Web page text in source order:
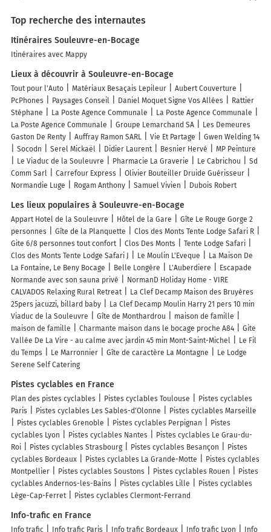
Top recherche des internautes
Itinéraires Souleuvre-en-Bocage
Itinéraires avec Mappy
Lieux à découvrir à Souleuvre-en-Bocage
Tout pour l'Auto Matériaux Besaçais Lepileur
Aubert Couverture
PcPhones
Paysages Conseil Daniel Moquet Signe Vos Allées
Rattier
Stéphane
La Poste Agence Communale
La Poste Agence Communale
La Poste Agence Communale
Groupe Lemarchand SA
Les Demeures
Gaston De Renty
Auffray Ramon SARL Vie Et Partage
Gwen Welding 14
Socodn
Serel Mickaël Didier Laurent Besnier Hervé
MP Peinture
Le Viaduc de la Souleuvre
Pharmacie La Graverie Le Cabrichou
Sd
Comm Sarl
Carrefour Express
Olivier Bouteiller Druide Guérisseur
Normandie Luge
Rogam Anthony Samuel Vivien Dubois Robert
Les lieux populaires à Souleuvre-en-Bocage
Appart Hotel de la Souleuvre Hôtel de la Gare
Gîte Le Rouge Gorge 2
personnes
Gîte de la Planquette
Clos des Monts Tente Lodge Safari R
Gite 6/8 personnes tout confort
Clos Des Monts
Tente Lodge Safari
Clos des Monts Tente Lodge Safari J
Le Moulin L'Eveque
La Maison De
La Fontaine, Le Beny Bocage
Belle Longère L'Auberdiere
Escapade
Normande avec son sauna privé
NormanD Holiday Home - VIRE
CALVADOS Relaxing Rural Retreat
La Clef Decamp Maison des Bruyères
25pers jacuzzi, billard baby
La Clef Decamp Moulin Harry 21 pers 10 min
Viaduc de la Souleuvre
Gîte de Monthardrou
maison de famille
maison de famille
Charmante maison dans le bocage proche A84
Gite
Vallée De La Vire - au calme avec jardin 45 min Mont-Saint-Michel
Le Fil
du Temps
Le Marronnier Gîte de caractère La Montagne
Le Lodge
Serene Self Catering
Pistes cyclables en France
Plan des pistes cyclables Pistes cyclables Toulouse
Pistes cyclables
Paris
Pistes cyclables Les Sables-d'Olonne
Pistes cyclables Marseille
Pistes cyclables Grenoble
Pistes cyclables Perpignan
Pistes
cyclables Lyon
Pistes cyclables Nantes
Pistes cyclables Le Grau-du-
Roi
Pistes cyclables Strasbourg Pistes cyclables Besançon
Pistes
cyclables Bordeaux
Pistes cyclables La Grande-Motte
Pistes cyclables
Montpellier
Pistes cyclables Soustons Pistes cyclables Rouen
Pistes
cyclables Andernos-les-Bains
Pistes cyclables Lille
Pistes cyclables
Lège-Cap-Ferret
Pistes cyclables Clermont-Ferrand
Info-trafic en France
Info trafic Info trafic Paris Info trafic Bordeaux Info trafic Lyon
Info